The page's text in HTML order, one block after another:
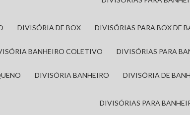
DIVISÓRIA DE BOX DIVISÓRIAS PARA BOX DE
BANHEIRO COLETIVO DIVISÓRIAS PARA
DIVISÓRIA BANHEIRO DIVISÓRIA DE
DIVISÓRIAS PARA